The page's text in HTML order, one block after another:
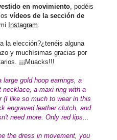
en movimiento, podéis
vídeos de la sección de
Instagram
la elección?¿tenéis alguna
y muchísimas gracias por
¡¡¡Muacks!!!
gold hoop earrings, a
a maxi ring with a
(I like so much to wear in this
engraved leather clutch, and
need more. Only red lips...
the dress in movement, you